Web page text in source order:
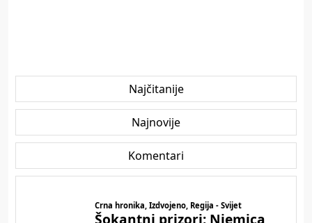
Najčitanije
Najnovije
Komentari